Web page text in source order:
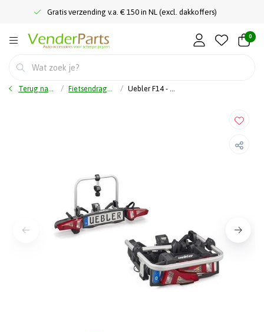
Gratis verzending v.a. € 150 in NL (excl. dakkoffers)
0
Terug naar home Fietsendragers Uebler F14 - Fietsendrager 1 Ebike Fiets - 9.9 Kg - 13-Polig